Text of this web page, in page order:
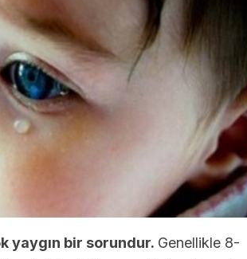
yaygın bir sorundur. Genellikle 8-